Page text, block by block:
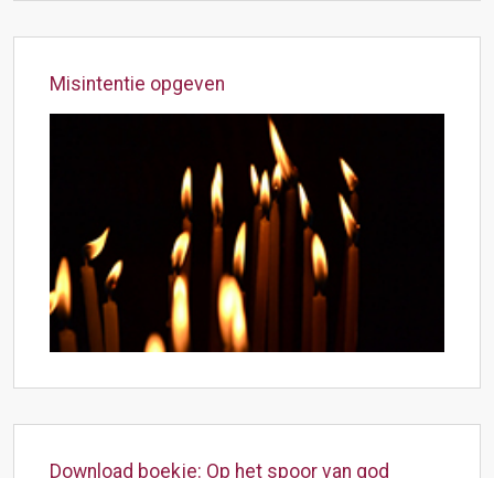
Misintentie opgeven
Download boekje: Op het spoor van god